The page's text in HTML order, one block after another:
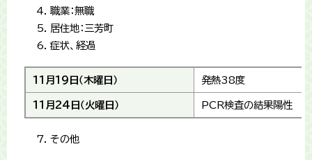
職業：無職
居住地：三芳町
症状、経過
11月19日（木曜日） 発熱38度
11月24日（火曜日） PCR検査の結果陽性
その他